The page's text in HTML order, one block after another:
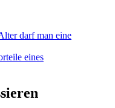
darf man eine
eines